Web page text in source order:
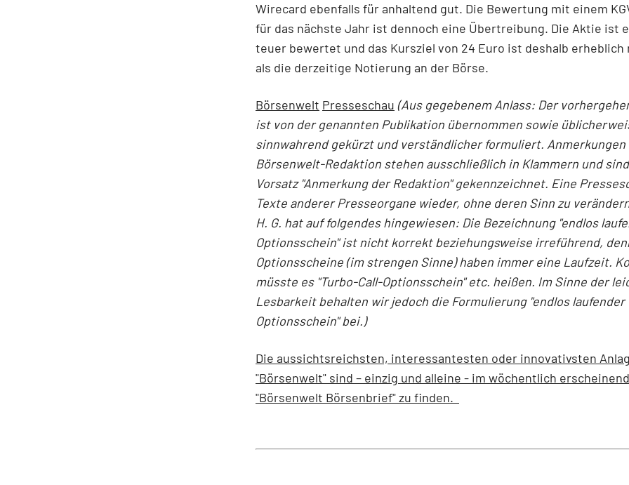
Wirecard ebenfalls für anhaltend gut. Die Bewertung mit einem
für das nächste Jahr ist dennoch eine Übertreibung. Die Aktie ist
teuer bewertet und das Kursziel von 24 Euro ist deshalb
als die derzeitige Notierung an der Börse.
Börsenwelt Presseschau (Aus gegebenem Anlass: Der
ist von der genannten Publikation übernommen sowie
sinnwahrend gekürzt und verständlicher formuliert. Anmerkungen
Börsenwelt-Redaktion stehen ausschließlich in Klammern und
Vorsatz "Anmerkung der Redaktion" gekennzeichnet. Eine
Texte anderer Presseorgane wieder, ohne deren Sinn zu
H. G. hat auf folgendes hingewiesen: Die Bezeichnung "endlos
Optionsschein" ist nicht korrekt beziehungsweise irreführend,
Optionsscheine (im strengen Sinne) haben immer eine Laufzeit.
müsste es "Turbo-Call-Optionsschein" etc. heißen. Im Sinne der
Lesbarkeit behalten wir jedoch die Formulierung "endlos laufender
Optionsschein" bei.)
Die aussichtsreichsten, interessantesten oder innovativsten
"Börsenwelt" sind – einzig und alleine - im wöchentlich
"Börsenwelt Börsenbrief" zu finden.